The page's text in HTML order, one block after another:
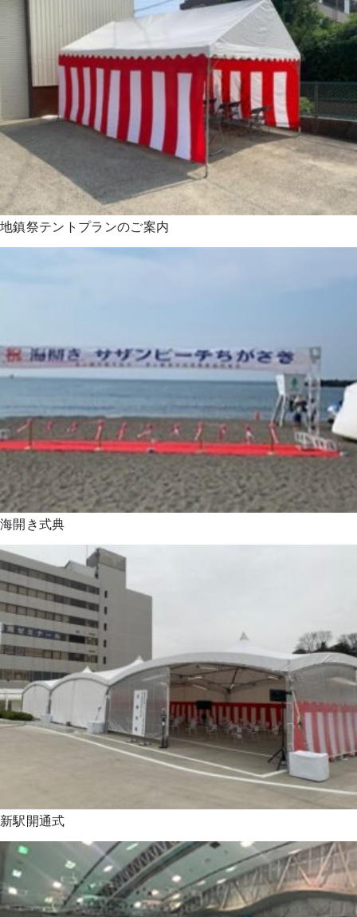
地鎮祭テントプランのご案内
海開き式典
新駅開通式